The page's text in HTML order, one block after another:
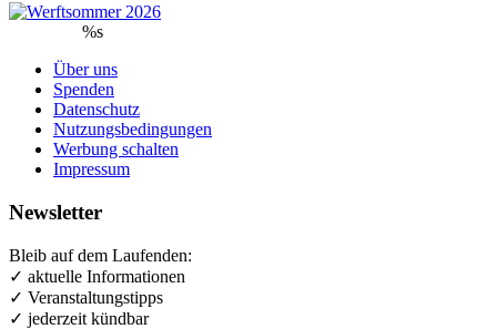
%s
Über uns
Spenden
Datenschutz
Nutzungsbedingungen
Werbung schalten
Impressum
Newsletter
Bleib auf dem Laufenden:
✓ aktuelle Informationen
✓ Veranstaltungstipps
✓ jederzeit kündbar